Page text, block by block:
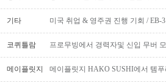
기타 미국 취업 & 영주권 진행 기회 / EB-
코퀴틀람 프로무빙에서 경력자및 신입 무버
메이플릿지 메이플릿지 HAKO SUSHI에서 템